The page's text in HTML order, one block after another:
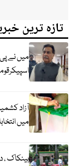
تازہ ترین
میں نے
آزاد
میں
بینکاک ،